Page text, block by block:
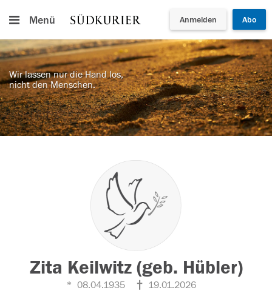
Menü Anmelden Abo
Wir lassen nur die Hand los,
nicht den Menschen.
Zita Keilwitz (geb. Hübler)
08.04.1935
19.01.2026